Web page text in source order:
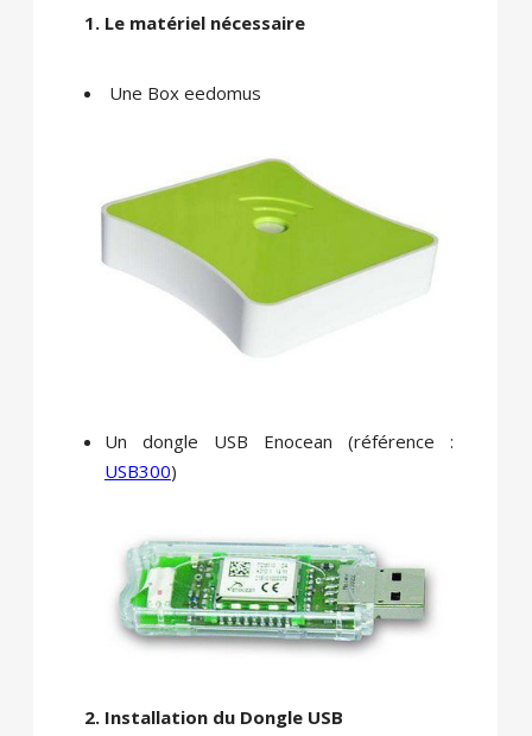
1. Le matériel nécessaire
Une Box eedomus
Un dongle USB Enocean (référence :
USB300)
2. Installation du Dongle USB